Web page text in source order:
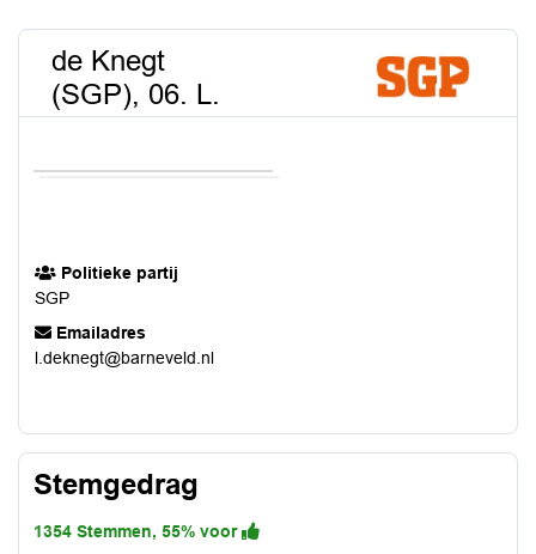
de Knegt
(SGP), 06. L.
Politieke partij
SGP
Emailadres
l.deknegt@barneveld.nl
Stemgedrag
1354 Stemmen, 55% voor